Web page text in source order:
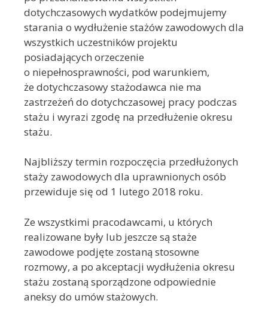
dotychczasowych wydatków podejmujemy
starania o wydłużenie stażów zawodowych dla
wszystkich uczestników projektu
posiadających orzeczenie
o niepełnosprawności, pod warunkiem,
że dotychczasowy stażodawca nie ma
zastrzeżeń do dotychczasowej pracy podczas
stażu i wyrazi zgodę na przedłużenie okresu
stażu.
Najbliższy termin rozpoczęcia przedłużonych
staży zawodowych dla uprawnionych osób
przewiduje się od 1 lutego 2018 roku.
Ze wszystkimi pracodawcami, u których
realizowane były lub jeszcze są staże
zawodowe podjęte zostaną stosowne
rozmowy, a po akceptacji wydłużenia okresu
stażu zostaną sporządzone odpowiednie
aneksy do umów stażowych.